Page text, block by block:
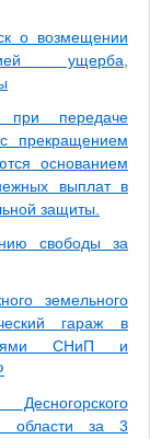
о возмещении
ущерба,
при передаче
прекращением
основанием
выплат в
защиты.
свободы за
земельного
гараж в
СНиП и
области за 3